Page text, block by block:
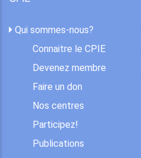
Qui sommes-nous?
Connaitre le CPIE
Devenez membre
Faire un don
Nos centres
Participez!
Publications